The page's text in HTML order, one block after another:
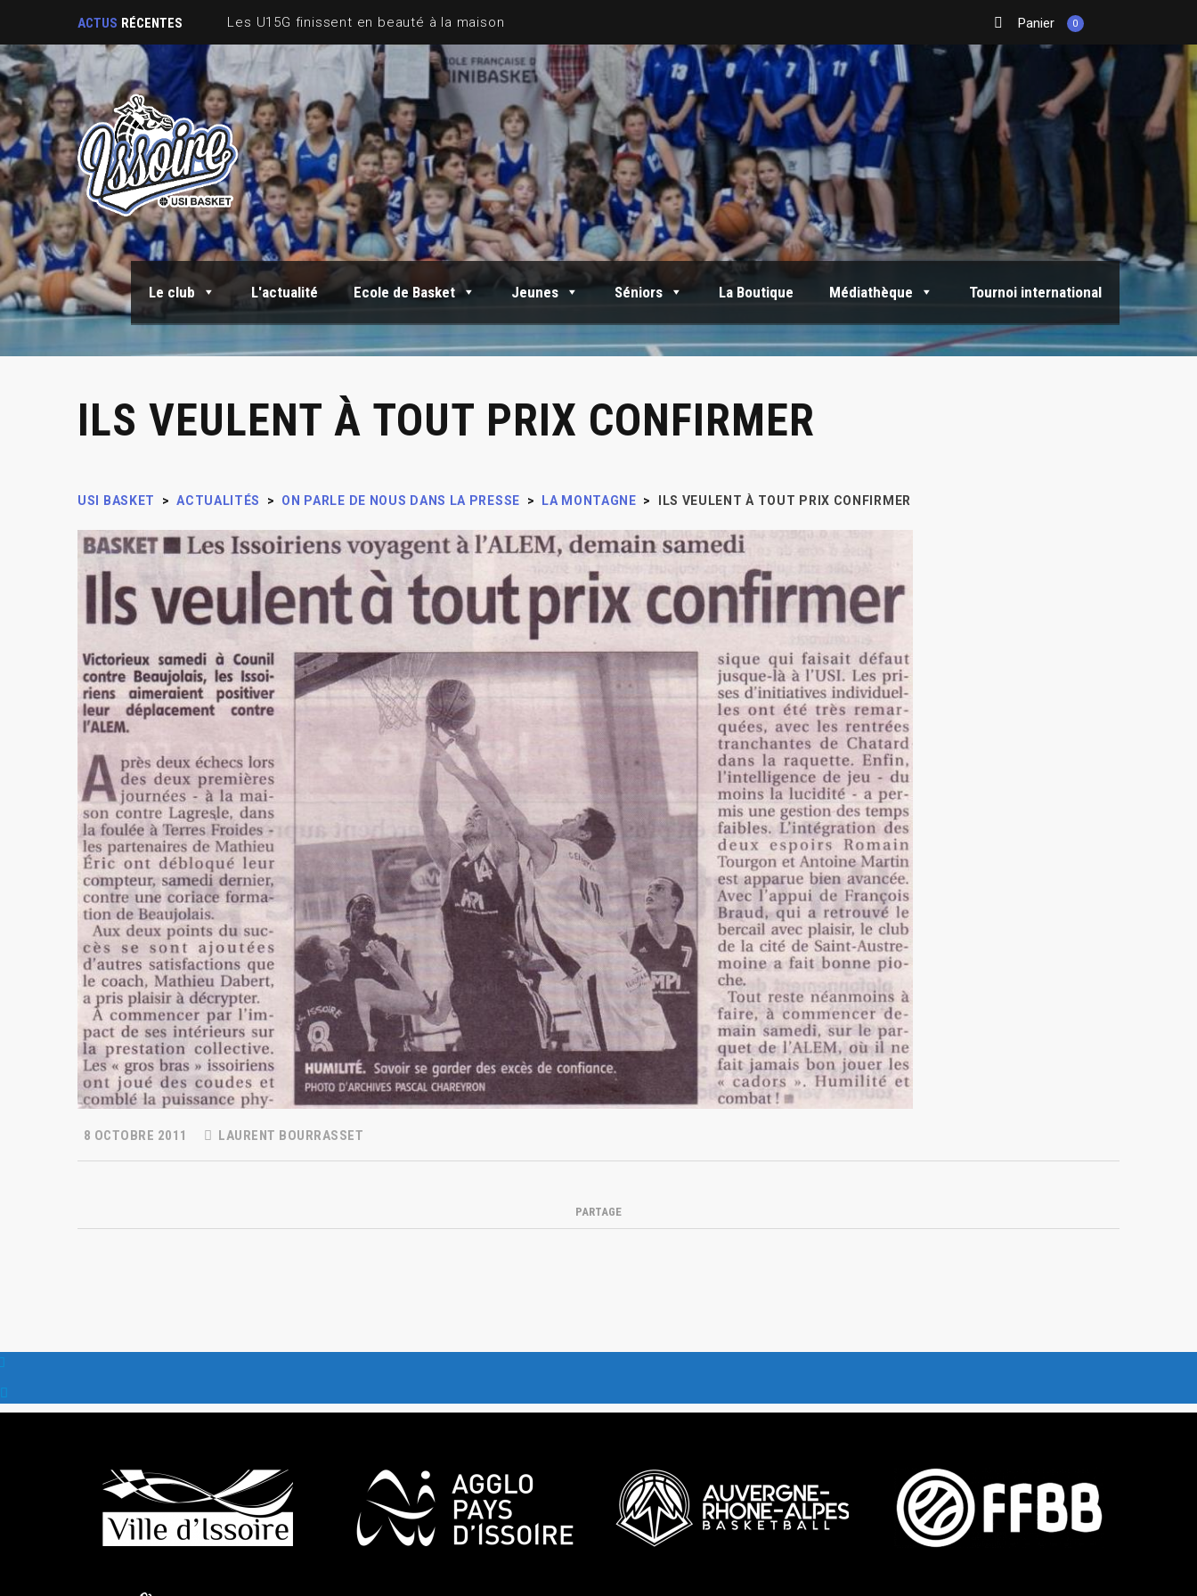
ACTUS RÉCENTES Panier 0
Le club L'actualité Ecole de Basket Jeunes Séniors La Boutique Médiathèque Tournoi international
ILS VEULENT À TOUT PRIX CONFIRMER
USI BASKET > ACTUALITÉS > ON PARLE DE NOUS DANS LA PRESSE > LA MONTAGNE > ILS VEULENT À TOUT PRIX CONFIRMER
8 OCTOBRE 2011 LAURENT BOURRASSET
PARTAGE